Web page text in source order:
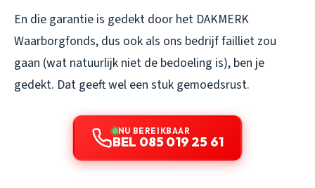
En die garantie is gedekt door het DAKMERK
Waarborgfonds, dus ook als ons bedrijf failliet zou
gaan (wat natuurlijk niet de bedoeling is), ben je
gedekt. Dat geeft wel een stuk gemoedsrust.
NU BEREIKBAAR
BEL 085 019 25 61